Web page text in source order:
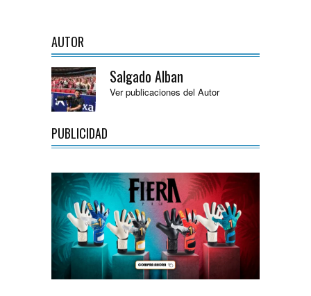
AUTOR
Salgado Alban
Ver publicaciones del Autor
PUBLICIDAD